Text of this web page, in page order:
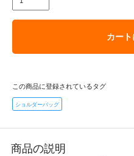
カー
この商品に登録されているタグ
ショルダーバッグ
商品の説明